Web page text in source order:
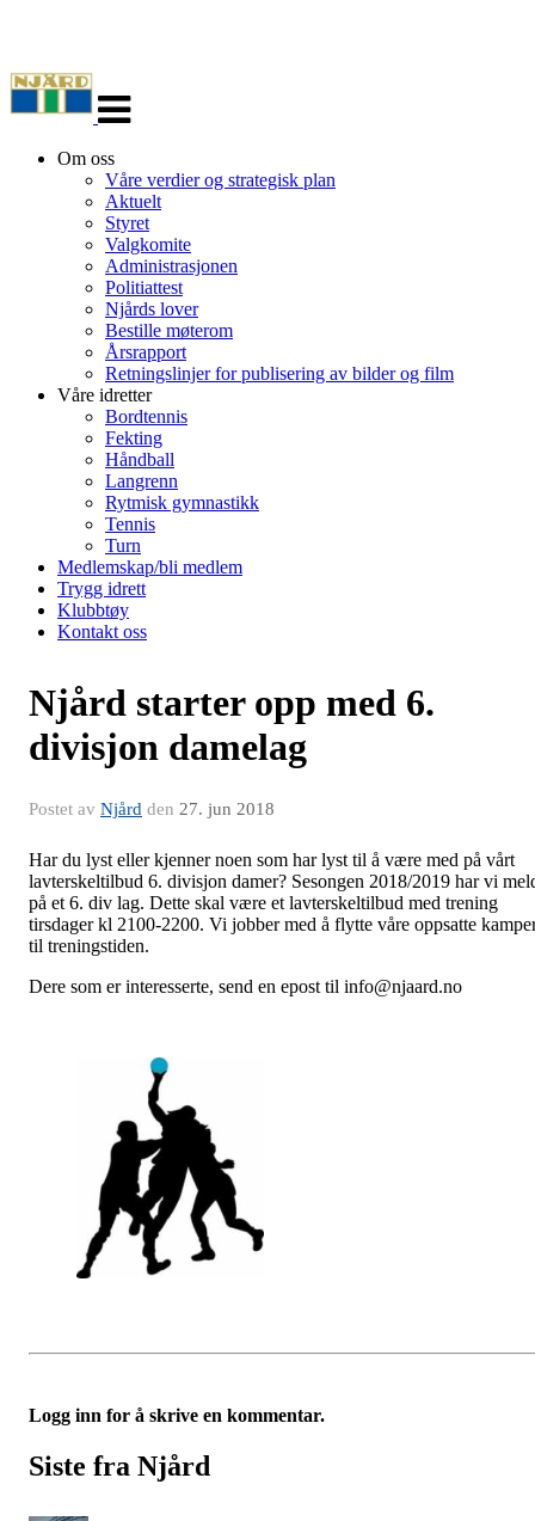
navigasjon
Om oss
Våre verdier og strategisk plan
Aktuelt
Styret
Valgkomite
Administrasjonen
Politiattest
Njårds lover
Bestille møterom
Årsrapport
Retningslinjer for publisering av bilder og film
Våre idretter
Bordtennis
Fekting
Håndball
Langrenn
Rytmisk gymnastikk
Tennis
Turn
Medlemskap/bli medlem
Trygg idrett
Klubbtøy
Kontakt oss
Njård starter opp med 6.
divisjon damelag
Postet av Njård den 27. jun 2018
Har du lyst eller kjenner noen som har lyst til å være med på vårt
lavterskeltilbud 6. divisjon damer? Sesongen 2018/2019 har vi
på et 6. div lag. Dette skal være et lavterskeltilbud med trening
tirsdager kl 2100-2200. Vi jobber med å flytte våre oppsatte
til treningstiden.
Dere som er interesserte, send en epost til info@njaard.no
Logg inn for å skrive en kommentar.
Siste fra Njård